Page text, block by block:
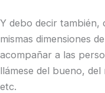
Y debo decir también,
mismas dimensiones
acompañar a las
llámese del bueno,
etc.